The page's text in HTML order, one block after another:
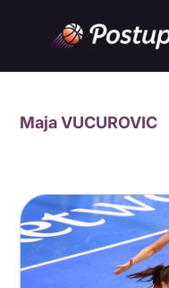
Maja VUCUROVIC